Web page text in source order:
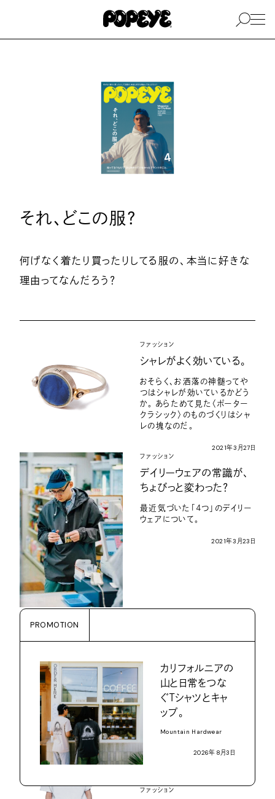
それ、どこの服？
何げなく着たり買ったりしてる服の、本当に好きな
理由ってなんだろう？
ファッション
シャレがよく効いている。
おそらく、お洒落の神髄ってや
つはシャレが効いているかどう
か。 あらためて見た〈ポーター
クラシック〉のものづくりはシャ
レの塊なのだ。
2021年3 月27日
ファッション
デイリーウェアの常識が、
ちょびっと変わった？
最近気づいた「４つ」のデイリー
ウェアについて。
2021年3 月23 日
PROMOTION
カリフォルニアの
山と日常をつな
ぐＴシャツとキャ
ップ。
Mountain Hardwear
2026年 8月3 日
ファッション